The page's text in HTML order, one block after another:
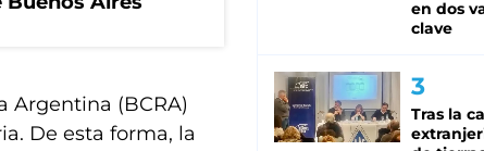
Argentina (BCRA)
De esta forma, la
en dos
clave
Tras la